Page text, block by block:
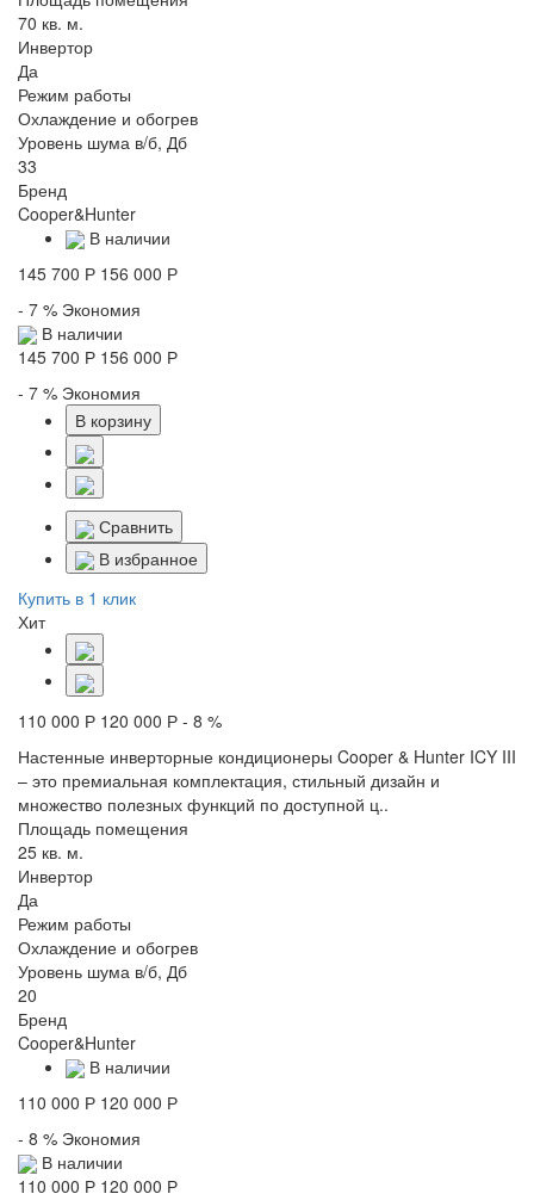
70 кв. м.
Инвертор
Да
Режим работы
Охлаждение и обогрев
Уровень шума в/б, Дб
33
Бренд
Cooper&Hunter
В наличии
145 700 Р 156 000 Р
- 7 % Экономия
В наличии
145 700 Р 156 000 Р
- 7 % Экономия
В корзину
Сравнить
В избранное
Купить в 1 клик
Хит
110 000 Р 120 000 Р - 8 %
Настенные инверторные кондиционеры Cooper & Hunter ICY III
– это премиальная комплектация, стильный дизайн и
множество полезных функций по доступной ц..
Площадь помещения
25 кв. м.
Инвертор
Да
Режим работы
Охлаждение и обогрев
Уровень шума в/б, Дб
20
Бренд
Cooper&Hunter
В наличии
110 000 Р 120 000 Р
- 8 % Экономия
В наличии
110 000 Р 120 000 Р